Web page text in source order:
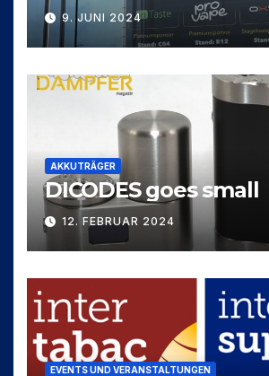
9. JUNI 2024
AKKUTRÄGER
DICODES goes small
12. FEBRUAR 2024
EVENTS UND VERANSTALTUNGEN